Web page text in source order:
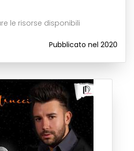
le risorse disponibili
Pubblicato nel 2020